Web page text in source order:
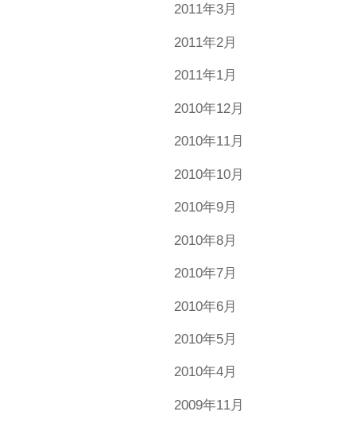
2011年3月
2011年2月
2011年1月
2010年12月
2010年11月
2010年10月
2010年9月
2010年8月
2010年7月
2010年6月
2010年5月
2010年4月
2009年11月